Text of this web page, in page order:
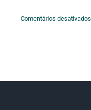
Comentários desativados